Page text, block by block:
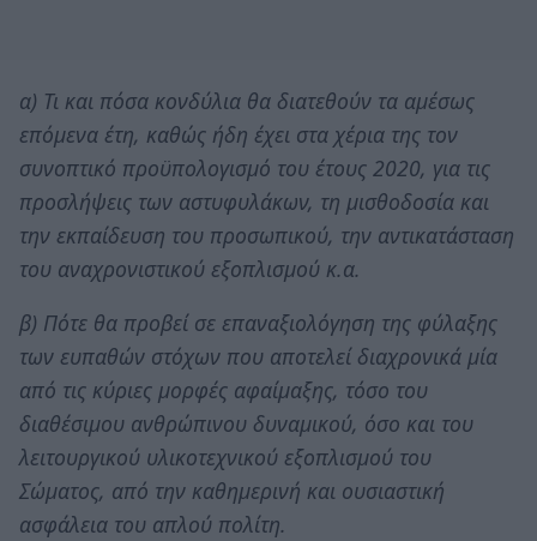
α) Τι και πόσα κονδύλια θα διατεθούν τα αμέσως
επόμενα έτη, καθώς ήδη έχει στα χέρια της τον
συνοπτικό προϋπολογισμό του έτους 2020, για τις
προσλήψεις των αστυφυλάκων, τη μισθοδοσία και
την εκπαίδευση του προσωπικού, την αντικατάσταση
του αναχρονιστικού εξοπλισμού κ.α.
β) Πότε θα προβεί σε επαναξιολόγηση της φύλαξης
των ευπαθών στόχων που αποτελεί διαχρονικά μία
από τις κύριες μορφές αφαίμαξης, τόσο του
διαθέσιμου ανθρώπινου δυναμικού, όσο και του
λειτουργικού υλικοτεχνικού εξοπλισμού του
Σώματος, από την καθημερινή και ουσιαστική
ασφάλεια του απλού πολίτη.